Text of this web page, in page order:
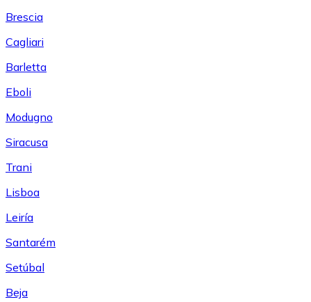
Brescia
Cagliari
Barletta
Eboli
Modugno
Siracusa
Trani
Lisboa
Leiría
Santarém
Setúbal
Beja